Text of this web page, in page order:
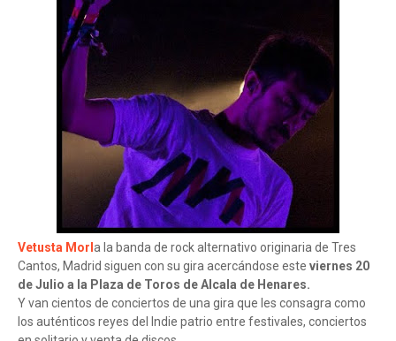
Vetusta Morl a la banda de rock alternativo originaria de Tres
Cantos, Madrid siguen con su gira acercándose este viernes 20
de Julio a la Plaza de Toros de Alcala de Henares.
Y van cientos de conciertos de una gira que les consagra como
los auténticos reyes del Indie patrio entre festivales, conciertos